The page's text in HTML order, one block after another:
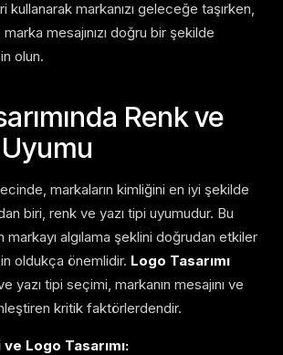
kullanarak markanızı geleceğe taşırken,
mesajınızı doğru bir şekilde
olun.
Renk ve
Uyumu
markaların kimliğini en iyi şekilde
biri, renk ve yazı tipi uyumudur. Bu
algılama şeklini doğrudan etkiler
oldukça önemlidir. Logo Tasarımı
yazı tipi seçimi, markanın mesajını ve
kritik faktörlerdendir.
Logo Tasarımı: